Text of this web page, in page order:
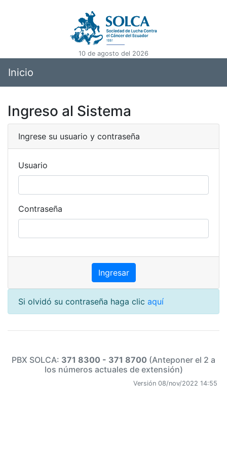
10 de agosto del 2026
Inicio
Ingreso al Sistema
Ingrese su usuario y contraseña
Usuario
Contraseña
Si olvidó su contraseña haga clic aquí
PBX SOLCA: 371 8300 - 371 8700 (Anteponer el 2 a
los números actuales de extensión)
Versión 08/nov/2022 14:55